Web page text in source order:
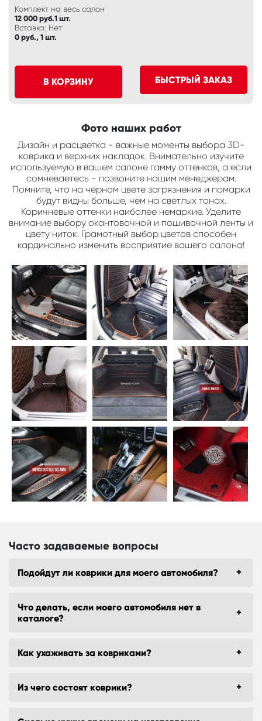
Комплект на весь салон
12 000 руб.1 шт.
Вставка: Нет
0 руб., 1 шт.
В КОРЗИНУ БЫСТРЫЙ ЗАКАЗ
Фото наших работ
Дизайн и расцветка - важные моменты выбора 3D-
коврика и верхних накладок. Внимательно изучите
используемую в вашем салоне гамму оттенков, а если
сомневаетесь - позвоните нашим менеджерам.
Помните, что на чёрном цвете загрязнения и помарки
будут видны больше, чем на светлых тонах.
Коричневые оттенки наиболее немаркие. Уделите
внимание выбору окантовочной и пошивочной ленты и
цвету ниток. Грамотный выбор цветов способен
кардинально изменить восприятие вашего салона!
Часто задаваемые вопросы
Подойдут ли коврики для моего автомобиля?
Что делать, если моего автомобиля нет в
каталоге?
Как ухаживать за ковриками?
Из чего состоят коврики?